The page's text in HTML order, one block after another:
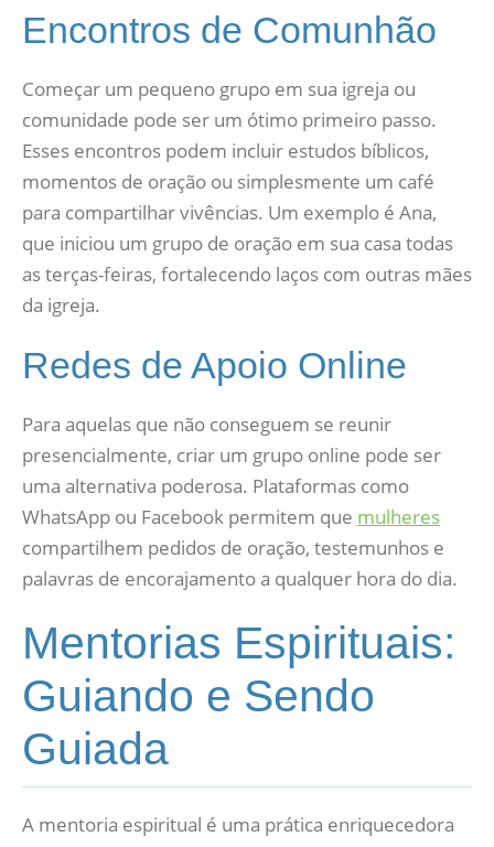
Encontros de Comunhão
Começar um pequeno grupo em sua igreja ou
comunidade pode ser um ótimo primeiro passo.
Esses encontros podem incluir estudos bíblicos,
momentos de oração ou simplesmente um café
para compartilhar vivências. Um exemplo é Ana,
que iniciou um grupo de oração em sua casa todas
as terças-feiras, fortalecendo laços com outras mães
da igreja.
Redes de Apoio Online
Para aquelas que não conseguem se reunir
presencialmente, criar um grupo online pode ser
uma alternativa poderosa. Plataformas como
WhatsApp ou Facebook permitem que mulheres
compartilhem pedidos de oração, testemunhos e
palavras de encorajamento a qualquer hora do dia.
Mentorias Espirituais:
Guiando e Sendo
Guiada
A mentoria espiritual é uma prática enriquecedora